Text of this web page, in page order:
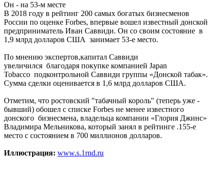
Он - на 53-м месте
В 2018 году в рейтинг 200 самых богатых бизнесменов
России по оценке Forbes, впервые вошел известный донской
предприниматель Иван Саввиди. Он со своим состояние в
1,9 млрд долларов США занимает 53-е место.
По мнению экспертов,капитал Саввиди
увеличился благодаря покупке компанией Japan
Tobacco подконтрольной Саввиди группы «Донской табак».
Сумма сделки оценивается в 1,6 млрд долларов США.
Отметим, что ростовский "табачный король" (теперь уже -
бывший) обошел с списке Forbes не менее известного
донского бизнесмена, владельца компании «Глория Джинс»
Владимира Мельникова, который занял в рейтинге .155-е
место с состоянием в 700 миллионов долларов.
Иллюстрация: www.s.1rnd.ru